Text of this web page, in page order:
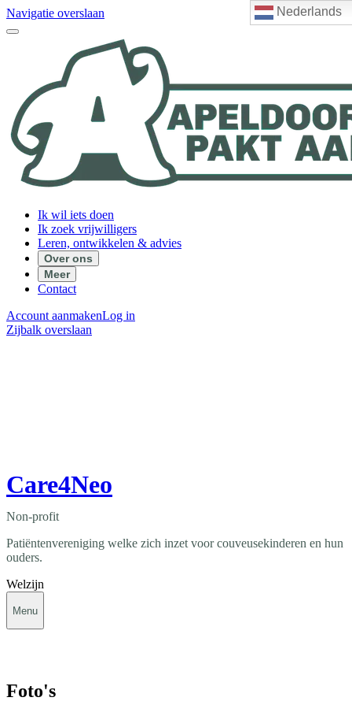
Nederlands
Navigatie overslaan
Ik wil iets doen
Ik zoek vrijwilligers
Leren, ontwikkelen & advies
Over ons
Meer
Contact
Account aanmakenLog in
Zijbalk overslaan
Care4Neo
Non-profit
Patiëntenvereniging welke zich inzet voor couveusekinderen en hun
ouders.
Welzijn
Menu
Foto's